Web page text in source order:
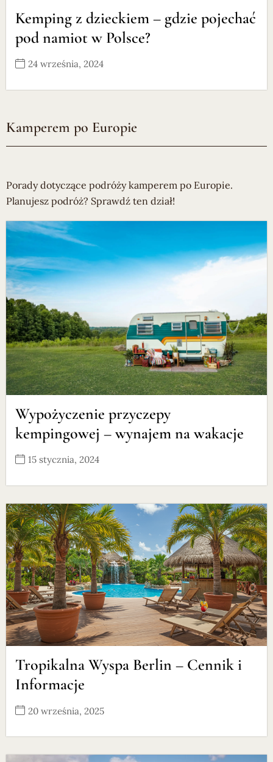
Kemping z dzieckiem – gdzie pojechać
pod namiot w Polsce?
24 września, 2024
Kamperem po Europie
Porady dotyczące podróży kamperem po Europie.
Planujesz podróż? Sprawdź ten dział!
Wypożyczenie przyczepy
kempingowej – wynajem na wakacje
15 stycznia, 2024
Tropikalna Wyspa Berlin – Cennik i
Informacje
20 września, 2025